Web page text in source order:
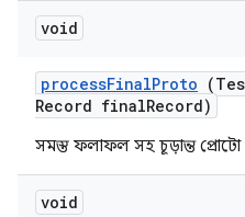
void
processFinalProto
Record finalRecord)
সমস্ত ফলাফল সহ চূড়ান্ত প্রোটো
void